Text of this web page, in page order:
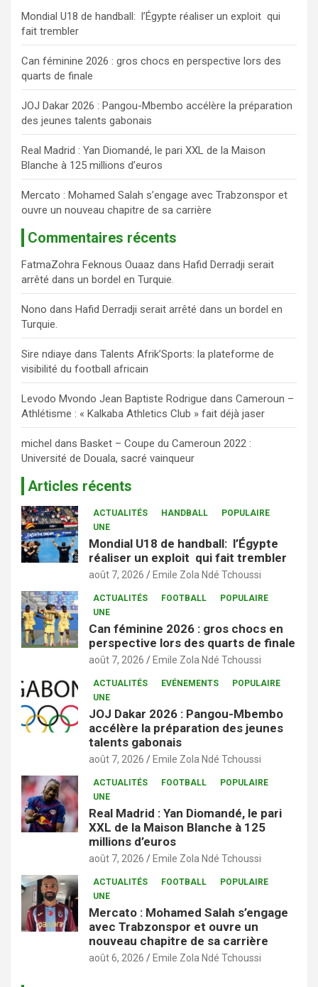
r
c
h
e
r
Mondial U18 de handball: l’Égypte réaliser un exploit qui
fait trembler
Can féminine 2026 : gros chocs en perspective lors des
quarts de finale
JOJ Dakar 2026 : Pangou-Mbembo accélère la préparation
des jeunes talents gabonais
Real Madrid : Yan Diomandé, le pari XXL de la Maison
Blanche à 125 millions d’euros
Mercato : Mohamed Salah s’engage avec Trabzonspor et
ouvre un nouveau chapitre de sa carrière
Commentaires récents
FatmaZohra Feknous Ouaaz dans Hafid Derradji serait
arrêté dans un bordel en Turquie.
Nono dans Hafid Derradji serait arrêté dans un bordel en
Turquie.
Sire ndiaye dans Talents Afrik’Sports: la plateforme de
visibilité du football africain
Levodo Mvondo Jean Baptiste Rodrigue dans Cameroun –
Athlétisme : « Kalkaba Athletics Club » fait déjà jaser
michel dans Basket – Coupe du Cameroun 2022 :
Université de Douala, sacré vainqueur
Articles récents
ACTUALITÉS HANDBALL
POPULAIRE
UNE
Mondial U18 de handball: l’Égypte
réaliser un exploit qui fait trembler
août 7, 2026 Emile Zola Ndé Tchoussi
ACTUALITÉS FOOTBALL
POPULAIRE
UNE
Can féminine 2026 : gros chocs en
perspective lors des quarts de finale
août 7, 2026 Emile Zola Ndé Tchoussi
ACTUALITÉS EVÉNEMENTS
POPULAIRE
UNE
JOJ Dakar 2026 : Pangou-Mbembo
accélère la préparation des jeunes
talents gabonais
août 7, 2026 Emile Zola Ndé Tchoussi
ACTUALITÉS FOOTBALL
POPULAIRE
UNE
Real Madrid : Yan Diomandé, le pari
XXL de la Maison Blanche à 125
millions d’euros
août 7, 2026 Emile Zola Ndé Tchoussi
ACTUALITÉS FOOTBALL
POPULAIRE
UNE
Mercato : Mohamed Salah s’engage
avec Trabzonspor et ouvre un
nouveau chapitre de sa carrière
août 6, 2026 Emile Zola Ndé Tchoussi